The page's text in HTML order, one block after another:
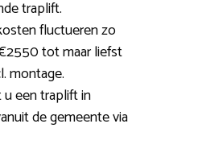
traplift.
fluctueren zo
tot maar liefst
montage.
een traplift in
de gemeente via